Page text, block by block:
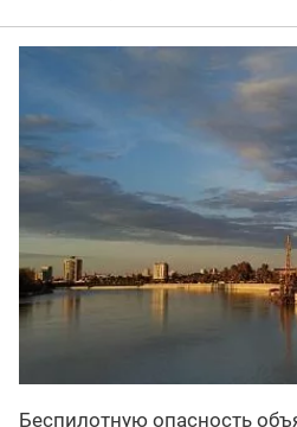
Беспилотную опасность